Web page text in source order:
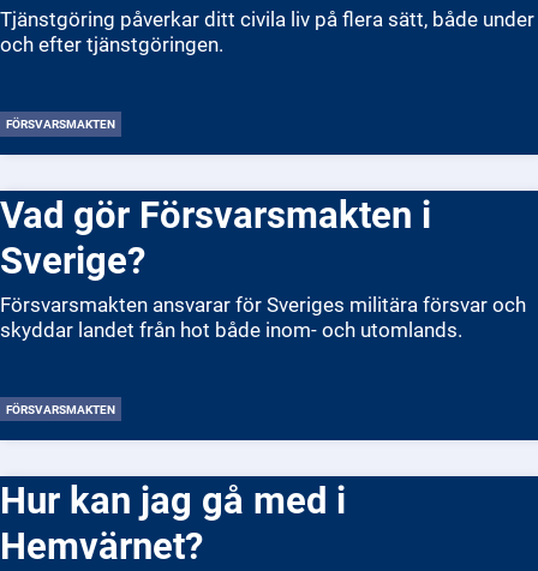
Tjänstgöring påverkar ditt civila liv på flera sätt, både under
och efter tjänstgöringen.
FÖRSVARSMAKTEN
Vad gör Försvarsmakten i
Sverige?
Försvarsmakten ansvarar för Sveriges militära försvar och
skyddar landet från hot både inom- och utomlands.
FÖRSVARSMAKTEN
Hur kan jag gå med i
Hemvärnet?